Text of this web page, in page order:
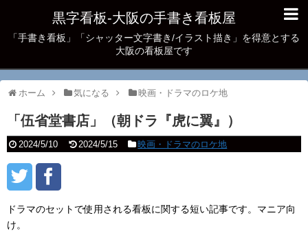
黒字看板‐大阪の手書き看板屋
「手書き看板」「シャッター文字書き/イラスト描き」を得意とする
大阪の看板屋です
ホーム 気になる 映画・ドラマのロケ地
「伍省堂書店」（朝ドラ『虎に翼』）
2024/5/10 2024/5/15 映画・ドラマのロケ地
ドラマのセットで使用される看板に関する短い記事です。マニア向
け。